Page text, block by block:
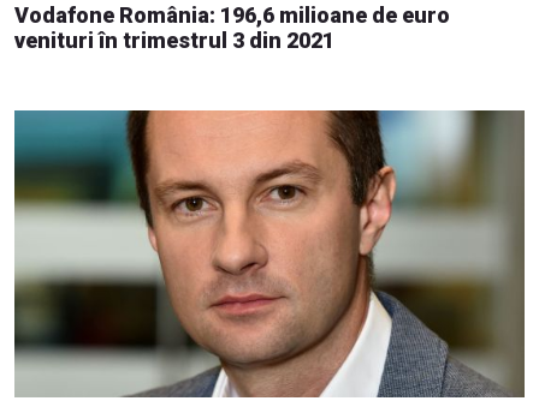
Vodafone România: 196,6 milioane de euro
venituri în trimestrul 3 din 2021